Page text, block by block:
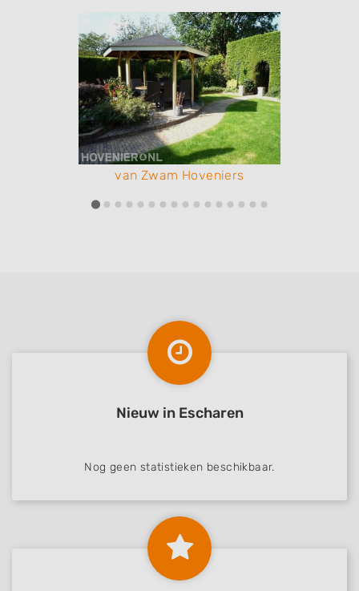
van Zwam Hoveniers
Nieuw in Escharen
Nog geen statistieken beschikbaar.